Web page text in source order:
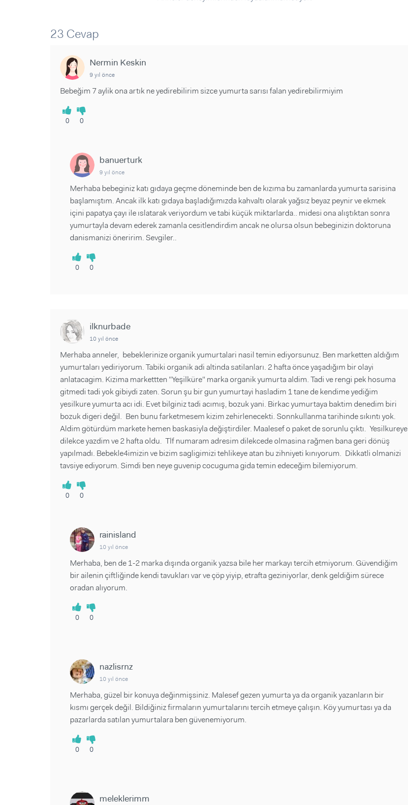
23 Cevap
Nermin Keskin
9 yıl önce
Bebeğim 7 aylik ona artık ne yedirebilirim sizce yumurta sarısı falan yedirebilirmiyim
0 0
banuerturk
9 yıl önce
Merhaba bebeginiz katı gıdaya geçme döneminde ben de kızıma bu zamanlarda yumurta sarisina
başlamıştım. Ancak ilk katı gıdaya başladığımızda kahvaltı olarak yağsız beyaz peynir ve ekmek
içini papatya çayı ile ıslatarak veriyordum ve tabi küçük miktarlarda.. midesi ona alıştıktan sonra
yumurtayla devam ederek zamanla cesitlendirdim ancak ne olursa olsun bebeginizin doktoruna
danismanizi öneririm. Sevgiler..
0 0
ilknurbade
10 yıl önce
Merhaba anneler, bebeklerinize organik yumurtalari nasil temin ediyorsunuz. Ben marketten aldığım
yumurtaları yediriyorum. Tabiki organik adi altinda satilanları. 2 hafta önce yaşadığım bir olayi
anlatacagim. Kizima markettten "Yeşilküre" marka organik yumurta aldim. Tadi ve rengi pek hosuma
gitmedi tadi yok gibiydi zaten. Sorun şu bir gun yumurtayi hasladim 1 tane de kendime yediğim
yesilkure yumurta acı idi. Evet bilginiz tadi acımış, bozuk yani. Birkac yumurtaya baktim denedim biri
bozuk digeri değil. Ben bunu farketmesem kizim zehirlenecekti. Sonnkullanma tarihinde sıkıntı yok.
Aldim götürdüm markete hemen baskasiyla değiştirdiler. Maalesef o paket de sorunlu çıktı. Yesilkureye
dilekce yazdim ve 2 hafta oldu. Tlf numaram adresim dilekcede olmasina rağmen bana geri dönüş
yapılmadı. Bebekle4imizin ve bizim sagligimizi tehlikeye atan bu zihniyeti kınıyorum. Dikkatli olmanizi
tavsiye ediyorum. Simdi ben neye guvenip cocuguma gida temin edeceğim bilemiyorum.
0 0
rainisland
10 yıl önce
Merhaba, ben de 1-2 marka dışında organik yazsa bile her markayı tercih etmiyorum. Güvendiğim
bir ailenin çiftliğinde kendi tavukları var ve çöp yiyip, etrafta geziniyorlar, denk geldiğim sürece
oradan alıyorum.
0 0
nazlisrnz
10 yıl önce
Merhaba, güzel bir konuya değinmişsiniz. Malesef gezen yumurta ya da organik yazanların bir
kısmı gerçek değil. Bildiğiniz firmaların yumurtalarını tercih etmeye çalışın. Köy yumurtası ya da
pazarlarda satılan yumurtalara ben güvenemiyorum.
0 0
meleklerimm